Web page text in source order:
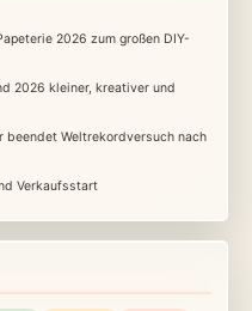
2026 zum großen DIY-
2026 kleiner, kreativer und
beendet Weltrekordversuch nach
Verkaufsstart